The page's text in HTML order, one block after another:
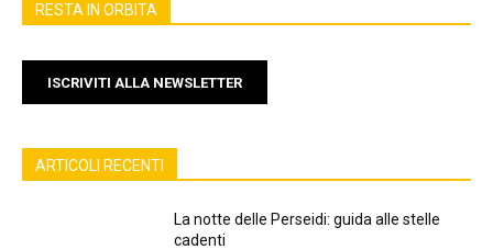
RESTA IN ORBITA
ISCRIVITI ALLA NEWSLETTER
ARTICOLI RECENTI
La notte delle Perseidi: guida alle stelle
cadenti